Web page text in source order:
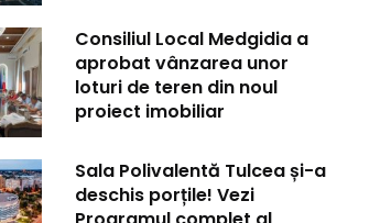
Consiliul Local Medgidia a
aprobat vânzarea unor
loturi de teren din noul
proiect imobiliar
Sala Polivalentă Tulcea și-a
deschis porțile! Vezi